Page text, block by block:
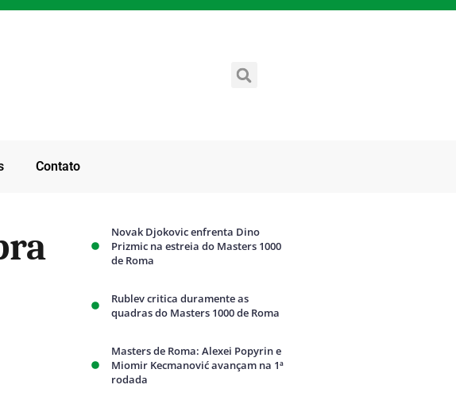
Contato
Novak Djokovic enfrenta Dino
Prizmic na estreia do Masters 1000
de Roma
Rublev critica duramente as
quadras do Masters 1000 de Roma
Masters de Roma: Alexei Popyrin e
Miomir Kecmanović avançam na 1ª
rodada